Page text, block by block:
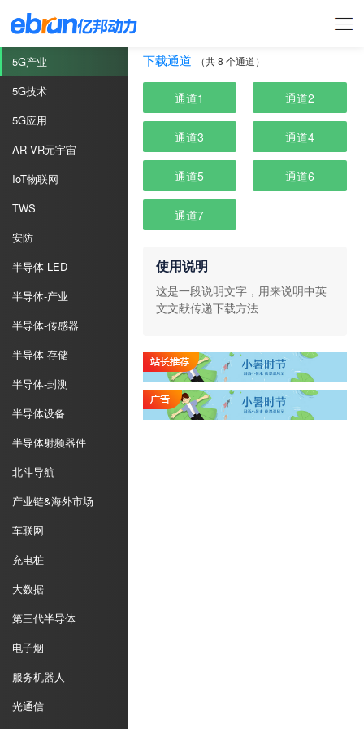
5G产业
5G技术
5G应用
AR VR元宇宙
IoT物联网
TWS
安防
半导体-LED
半导体-产业
半导体-传感器
半导体-存储
半导体-封测
半导体设备
半导体射频器件
北斗导航
产业链&海外市场
车联网
充电桩
大数据
第三代半导体
电子烟
服务机器人
光通信
下载通道 （共 8 个通道）
通道1 通道2
通道3 通道4
通道5 通道6
通道7
使用说明
这是一段说明文字，用来说明中英
文文献传递下载方法